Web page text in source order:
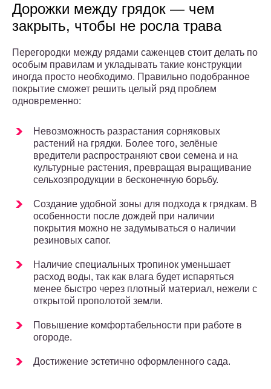
Дорожки между грядок — чем
закрыть, чтобы не росла трава
Перегородки между рядами саженцев стоит делать по
особым правилам и укладывать такие конструкции
иногда просто необходимо. Правильно подобранное
покрытие сможет решить целый ряд проблем
одновременно:
Невозможность разрастания сорняковых
растений на грядки. Более того, зелёные
вредители распространяют свои семена и на
культурные растения, превращая выращивание
сельхозпродукции в бесконечную борьбу.
Создание удобной зоны для подхода к грядкам. В
особенности после дождей при наличии
покрытия можно не задумываться о наличии
резиновых сапог.
Наличие специальных тропинок уменьшает
расход воды, так как влага будет испаряться
менее быстро через плотный материал, нежели с
открытой прополотой земли.
Повышение комфортабельности при работе в
огороде.
Достижение эстетично оформленного сада.